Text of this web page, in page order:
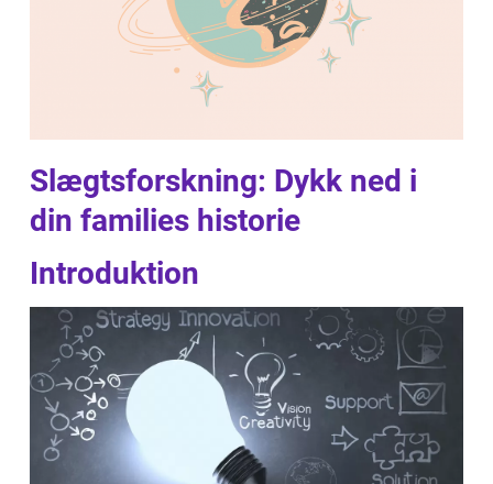
Slægtsforskning: Dykk ned i
din families historie
Introduktion